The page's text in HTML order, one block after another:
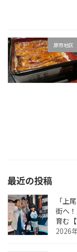
原市地区
最近の投稿
「上
街へ
育む
2026